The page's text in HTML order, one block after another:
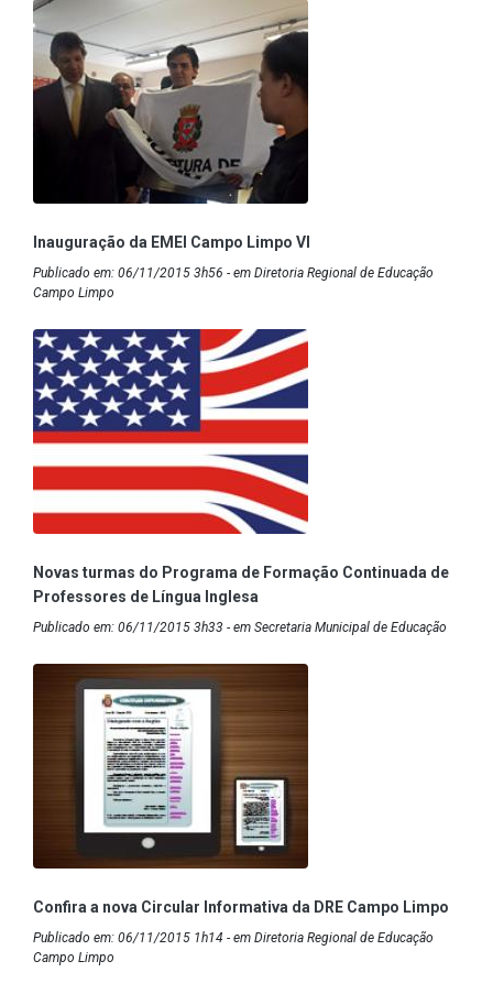
Inauguração da EMEI Campo Limpo VI
Publicado em: 06/11/2015 3h56 - em Diretoria Regional de Educação
Campo Limpo
Novas turmas do Programa de Formação Continuada de
Professores de Língua Inglesa
Publicado em: 06/11/2015 3h33 - em Secretaria Municipal de Educação
Confira a nova Circular Informativa da DRE Campo Limpo
Publicado em: 06/11/2015 1h14 - em Diretoria Regional de Educação
Campo Limpo